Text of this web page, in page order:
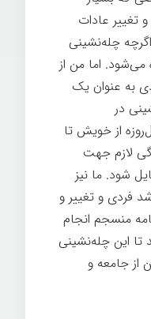
تغییر عادات
چله‌نشینی
می‌شود. اما من از
به عنوان یک
در
از خویش تا
لازم جهت
شود. ما نیز
فردی و تغییر و
منسجم انجام
تا این چله‌نشینی
از جامعه و